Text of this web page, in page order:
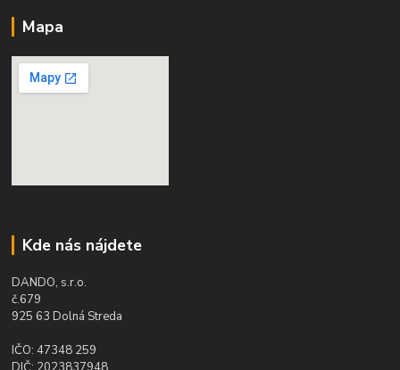
Mapa
Kde nás nájdete
DANDO, s.r.o.
č.679
925 63 Dolná Streda
IČO: 47348 259